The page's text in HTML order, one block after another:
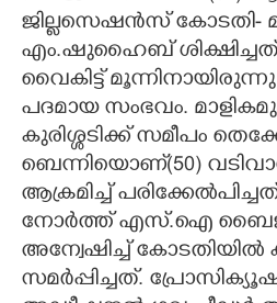
ZOOM
CONTACT US
ജില്ലസെഷൻസ്​ കോടതി-
എം.ഷുഹൈബ്​ ശിക്ഷിച്ചത്​.
വൈകിട്ട്​
പദമായ സംഭവം.
കുരിശ്ശടിക്ക്​ സമീപം
ബെന്നിയൊണ്​(50)
ആക്രമിച്ച്​
നോർത്ത് എസ്​.ഐ
അന്വേഷിച്ച്​ കോടതിയിൽ
സമർപ്പിച്ചത്​.